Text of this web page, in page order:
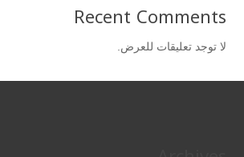
Recent Comments
لا توجد تعليقات للعرض.